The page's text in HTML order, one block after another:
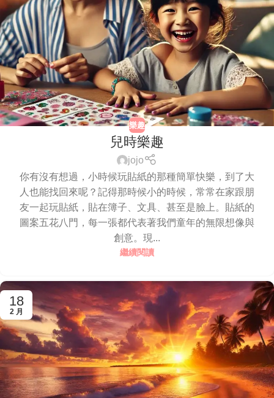
樂趣
兒時樂趣
jojo
你有沒有想過，小時候玩貼紙的那種簡單快樂，到了大
人也能找回來呢？記得那時候小的時候，常常在家跟朋
友一起玩貼紙，貼在簿子、文具、甚至是臉上。貼紙的
圖案五花八門，每一張都代表著我們童年的無限想像與
創意。現...
繼續閱讀
18
2 月